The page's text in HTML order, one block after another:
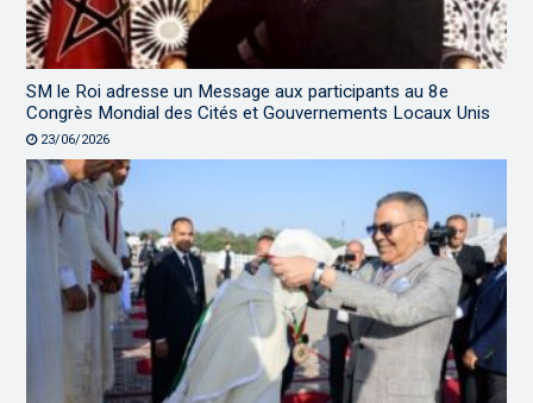
SM le Roi adresse un Message aux participants au 8e
Congrès Mondial des Cités et Gouvernements Locaux Unis
23/06/2026